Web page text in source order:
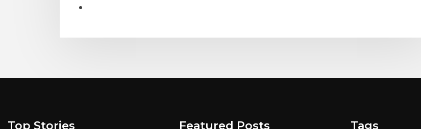
Top Stories Featured Posts Tags